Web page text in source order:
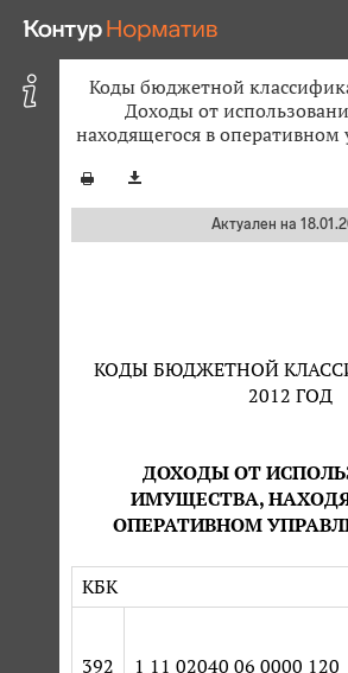
Коды бюджетной
Доходы от
находящегося в
Актуален на
КОДЫ БЮДЖЕТНОЙ
2012 ГОД
ДОХОДЫ ОТ
ИМУЩЕСТВА,
ОПЕРАТИВНОМ
КБК
392 1 11 02040 06 0000 120